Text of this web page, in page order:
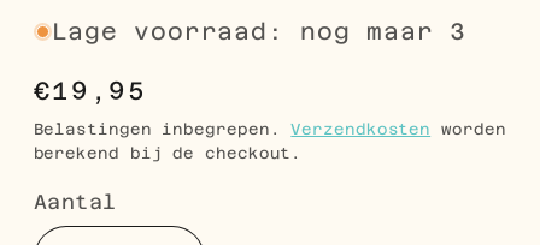
Lage voorraad: nog maar 3
Normale
prijs
€19,95
Belastingen inbegrepen.Verzendkosten worden
berekend bij de checkout.
Aantal
Aantal